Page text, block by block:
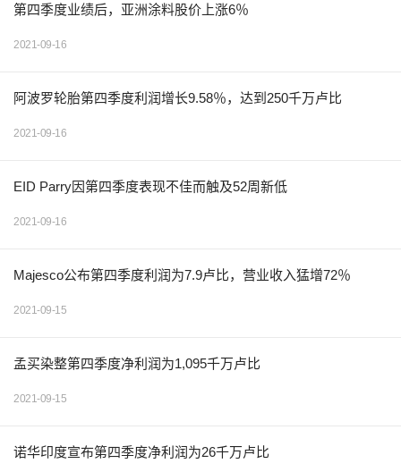
第四季度业绩后，亚洲涂料股价上涨6％
2021-09-16
阿波罗轮胎第四季度利润增长9.58％，达到250千万卢比
2021-09-16
EID Parry因第四季度表现不佳而触及52周新低
2021-09-16
Majesco公布第四季度利润为7.9卢比，营业收入猛增72％
2021-09-15
孟买染整第四季度净利润为1,095千万卢比
2021-09-15
诺华印度宣布第四季度净利润为26千万卢比